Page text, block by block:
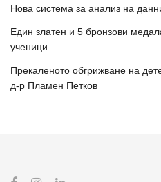
Нова система за анализ на
Един златен и 5 бронзови
ученици
Прекаленото обгрижване на
д-р Пламен Петков